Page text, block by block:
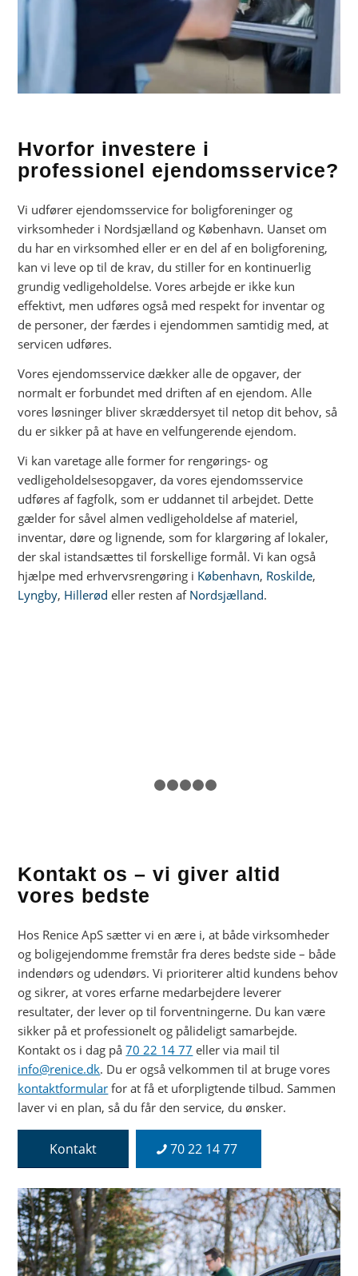
Hvorfor investere i
professionel ejendomsservice?
Vi udfører ejendomsservice for boligforeninger og
virksomheder i Nordsjælland og København. Uanset om
du har en virksomhed eller er en del af en boligforening,
kan vi leve op til de krav, du stiller for en kontinuerlig
grundig vedligeholdelse. Vores arbejde er ikke kun
effektivt, men udføres også med respekt for inventar og
de personer, der færdes i ejendommen samtidig med, at
servicen udføres.
Vores ejendomsservice dækker alle de opgaver, der
normalt er forbundet med driften af en ejendom. Alle
vores løsninger bliver skræddersyet til netop dit behov, så
du er sikker på at have en velfungerende ejendom.
Vi kan varetage alle former for rengørings- og
vedligeholdelsesopgaver, da vores ejendomsservice
udføres af fagfolk, som er uddannet til arbejdet. Dette
gælder for såvel almen vedligeholdelse af materiel,
inventar, døre og lignende, som for klargøring af lokaler,
der skal istandsættes til forskellige formål. Vi kan også
hjælpe med erhvervsrengøring i København, Roskilde,
Lyngby, Hillerød eller resten af Nordsjælland.
Kontakt os – vi giver altid
vores bedste
Hos Renice ApS sætter vi en ære i, at både virksomheder
og boligejendomme fremstår fra deres bedste side – både
indendørs og udendørs. Vi prioriterer altid kundens behov
og sikrer, at vores erfarne medarbejdere leverer
resultater, der lever op til forventningerne. Du kan være
sikker på et professionelt og pålideligt samarbejde.
Kontakt os i dag på70 22 14 77 eller via mail til
info@renice.dk. Du er også velkommen til at bruge vores
kontaktformular for at få et uforpligtende tilbud. Sammen
laver vi en plan, så du får den service, du ønsker.
Kontakt 70 22 14 77